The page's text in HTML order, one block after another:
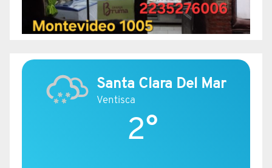
Santa Clara Del Mar
Ventisca
2°